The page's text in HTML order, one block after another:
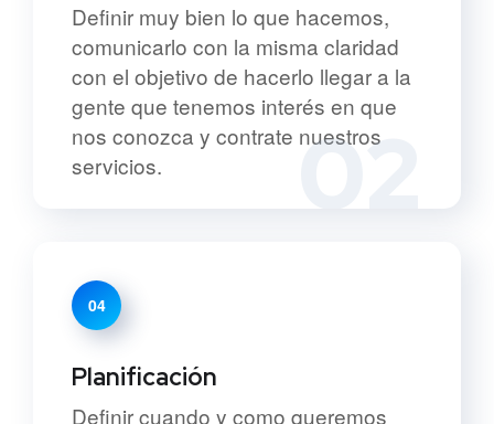
02
Definir muy bien lo que hacemos,
comunicarlo con la misma claridad
con el objetivo de hacerlo llegar a la
gente que tenemos interés en que
nos conozca y contrate nuestros
servicios.
04
Planificación
Definir cuando y como queremos